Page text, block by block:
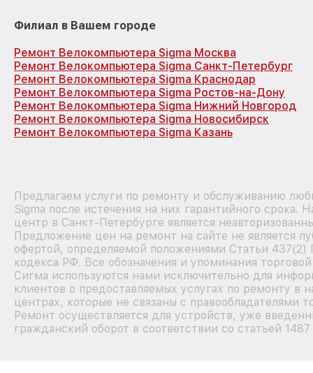
Филиал в Вашем городе
Ремонт Велокомпьютера Sigma Москва
Ремонт Велокомпьютера Sigma Санкт-Петербург
Ремонт Велокомпьютера Sigma Краснодар
Ремонт Велокомпьютера Sigma Ростов-на-Дону
Ремонт Велокомпьютера Sigma Нижний Новгород
Ремонт Велокомпьютера Sigma Новосибирск
Ремонт Велокомпьютера Sigma Казань
Предлагаем услуги по ремонту и обслуживанию
Sigma после истечения на них гарантийного срока.
центр в Санкт-Петербурге является
Предложение цен на ремонт на сайте не является
офертой, определяемой положениями Статьи 437(2)
кодекса РФ. Все обозначения и упоминания
Сигма используются нами исключительно для
клиентов о предоставляемых услугах по ремонту в
центрах, которые не связаны с правообладателями
Ремонт осуществляется для устройств, уже
гражданский оборот в соответствии со статьей